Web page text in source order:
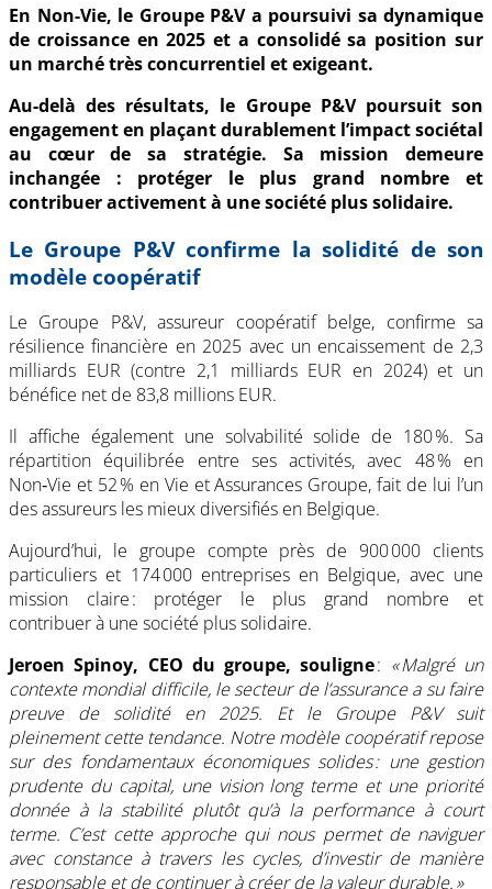
En Non-Vie, le Groupe P&V a poursuivi sa dynamique
de croissance en 2025 et a consolidé sa position sur
un marché très concurrentiel et exigeant.
Au-delà des résultats, le Groupe P&V poursuit son
engagement en plaçant durablement l’impact sociétal
au cœur de sa stratégie. Sa mission demeure
inchangée : protéger le plus grand nombre et
contribuer activement à une société plus solidaire.
Le Groupe P&V confirme la solidité de son
modèle coopératif
Le Groupe P&V, assureur coopératif belge, confirme sa
résilience financière en 2025 avec un encaissement de 2,3
milliards EUR (contre 2,1 milliards EUR en 2024) et un
bénéfice net de 83,8 millions EUR.
Il affiche également une solvabilité solide de 180 %. Sa
répartition équilibrée entre ses activités, avec 48 % en
Non‑Vie et 52 % en Vie et Assurances Groupe, fait de lui l’un
des assureurs les mieux diversifiés en Belgique.
Aujourd’hui, le groupe compte près de 900 000 clients
particuliers et 174 000 entreprises en Belgique, avec une
mission claire : protéger le plus grand nombre et
contribuer à une société plus solidaire.
Jeroen Spinoy, CEO du groupe, souligne: « Malgré un
contexte mondial difficile, le secteur de l’assurance a su faire
preuve de solidité en 2025. Et le Groupe P&V suit
pleinement cette tendance. Notre modèle coopératif repose
sur des fondamentaux économiques solides : une gestion
prudente du capital, une vision long terme et une priorité
donnée à la stabilité plutôt qu’à la performance à court
terme. C’est cette approche qui nous permet de naviguer
avec constance à travers les cycles, d’investir de manière
responsable et de continuer à créer de la valeur durable. »